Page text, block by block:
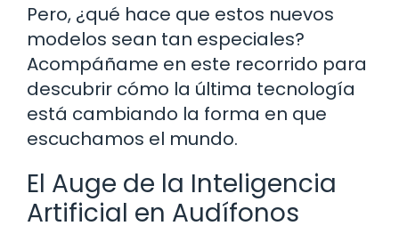
Pero, ¿qué hace que estos nuevos
modelos sean tan especiales?
Acompáñame en este recorrido para
descubrir cómo la última tecnología
está cambiando la forma en que
escuchamos el mundo.
El Auge de la Inteligencia
Artificial en Audífonos